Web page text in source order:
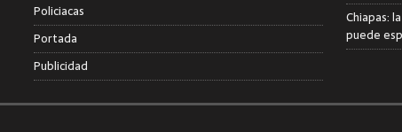
Policiacas
Portada
Publicidad
Chiapas:
puede